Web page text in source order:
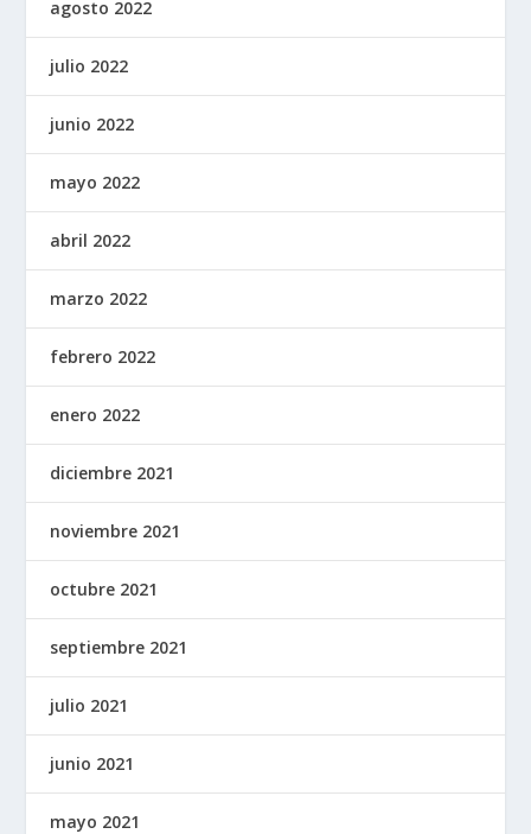
agosto 2022
julio 2022
junio 2022
mayo 2022
abril 2022
marzo 2022
febrero 2022
enero 2022
diciembre 2021
noviembre 2021
octubre 2021
septiembre 2021
julio 2021
junio 2021
mayo 2021